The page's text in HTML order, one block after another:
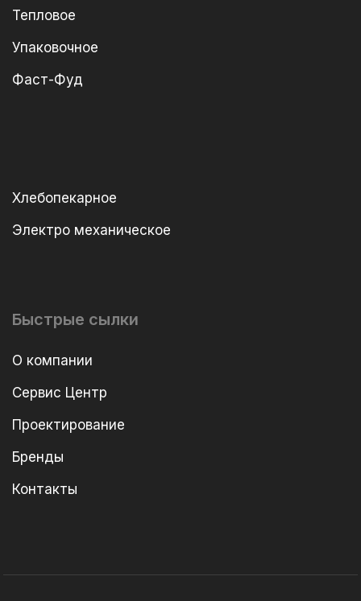
Тепловое
Упаковочное
Фаст-Фуд
Хлебопекарное
Электро механическое
Быстрые сылки
О компании
Сервис Центр
Проектирование
Бренды
Контакты